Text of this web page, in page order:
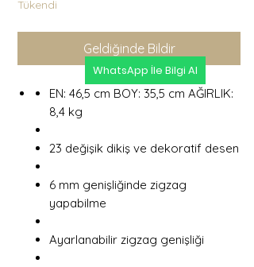
Tükendi
Geldiğinde Bildir
EN: 46,5 cm BOY: 35,5 cm AĞIRLIK:
8,4 kg
23 değişik dikiş ve dekoratif desen
6 mm genişliğinde zigzag
yapabilme
Ayarlanabilir zigzag genişliği
WhatsApp İle Bilgi Al